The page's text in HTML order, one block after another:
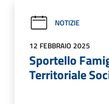
NOTIZIE
12 FEBBRAIO 2025
Sportello
Territoriale